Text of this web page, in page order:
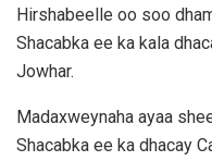
Hirshabeelle oo soo
Shacabka ee ka kala
Jowhar.
Madaxweynaha ayaa
Shacabka ee ka dhacay